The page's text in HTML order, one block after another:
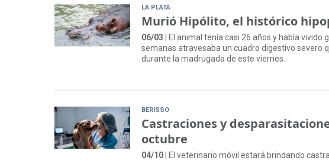
LA PLATA
Murió Hipólito, el histórico
06/03 | El animal tenía casi 26 años y había
semanas atravesaba un cuadro digestivo severo
durante la madrugada de este viernes.
BERISSO
Castraciones y
octubre
04/10 | El veterinario móvil estará brindando